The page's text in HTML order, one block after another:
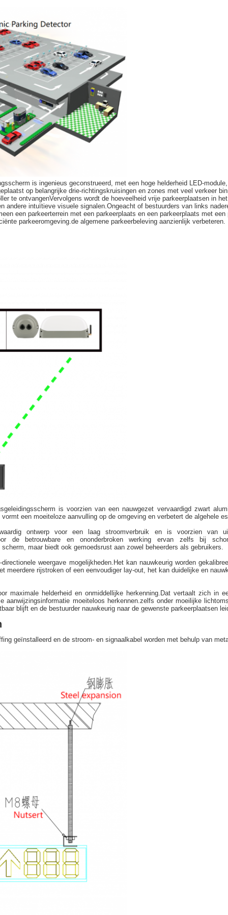
is ingenieus geconstrueerd, met een hoge helderheid LED-
op belangrijke drie-richtingskruisingen en zones met veel verkeer
te ontvangenVervolgens wordt de hoeveelheid vrije parkeerplaatsen in
andere intuïtieve visuele signalen.Ongeacht of bestuurders van links
een parkeerterrein met een parkeerplaats en een parkeerplaats met
parkeeromgeving.de algemene parkeerbeleving aanzienlijk verbeteren.
is voorzien van een nauwgezet vervaardigd zwart
een moeiteloze aanvulling op de omgeving en verbetert de algehele
ontwerp voor een laag stroomverbruik en is voorzien van
de betrouwbare en ononderbroken werking ervan zelfs bij
maar biedt ook gemoedsrust aan zowel beheerders als gebruikers.
weergave mogelijkheden.Het kan nauwkeurig worden
rijstroken of een eenvoudiger lay-out, het kan duidelijke en
maximale helderheid en onmiddellijke herkenning.Dat vertaalt zich in
aanwijzingsinformatie moeiteloos herkennen.zelfs onder moeilijke
blijft en de bestuurder nauwkeurig naar de gewenste parkeerplaatsen
geïnstalleerd en de stroom- en signaalkabel worden met behulp van